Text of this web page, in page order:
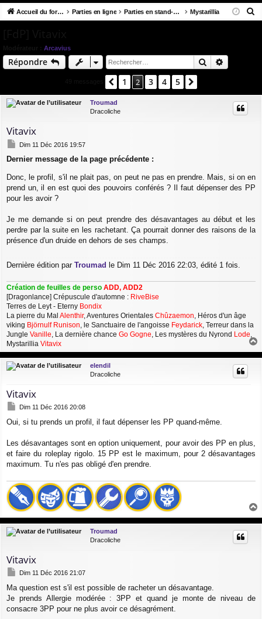
co u ne cri
Accueil du forum Parties en ligne Parties en stand-by / en attente Mystarillia
Arcavius
Répondre Rechercher
Précédent
1 2 3 4 5
Troumad
Dracoliche
Vitavix
M
s
a
g
e
Dim 11 Déc 2016 19:57
Dernier message de la page précédente :
Donc, le profil, s'il ne plait pas, on peut ne pas en prendre. Mais, si on en
prend un, il en est quoi des pouvoirs conférés ? Il faut dépenser des PP
pour les avoir ?
Je me demande si on peut prendre des désavantages au début et les
perdre par la suite en les rachetant. Ça pourrait donner des raisons de la
présence d'un druide en dehors de ses champs.
Dernière édition par Troumad le Dim 11 Déc 2016 22:03, édité 1 fois.
Création de feuilles de perso ADD, ADD2
[Dragonlance] Crépuscule d'automne : RiveBise
Terres de Leyt - Eterny Bondix
La pierre du Mal Alenthir, Aventures Orientales Chûzaemon, Héros d'un âge
viking Björnulf Runison, le Sanctuaire de l'angoisse Feydarick, Terreur dans la
Jungle Vanille, La dernière chance Go Gogne, Les mystères du Nyrond Lode,
Mystarillia Vitavix
a
u
elendil
Dracoliche
Vitavix
M
s
a
g
e
Dim 11 Déc 2016 20:08
Oui, si tu prends un profil, il faut dépenser les PP quand-même.
Les désavantages sont en option uniquement, pour avoir des PP en plus,
et faire du roleplay rigolo. 15 PP est le maximum, pour 2 désavantages
maximum. Tu n'es pas obligé d'en prendre.
a
u
Troumad
Dracoliche
Vitavix
M
s
s
a
Dim 11 Déc 2016 21:07
Ma question est s'il est possible de racheter un désavantage.
Je prends Allergie modérée : 3PP et quand je monte de niveau de
consacre 3PP pour ne plus avoir ce désagrément.